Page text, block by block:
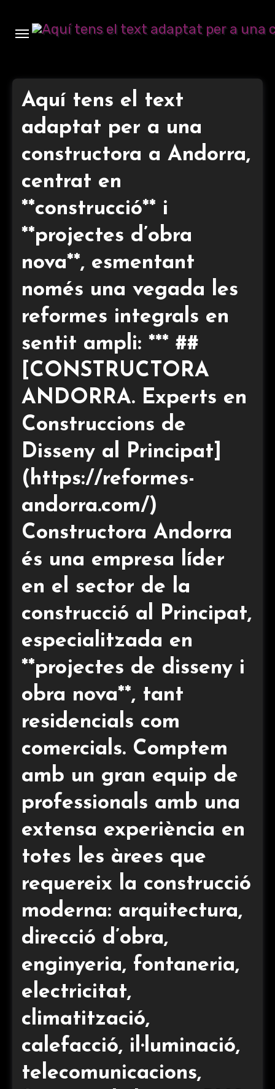
contenido
Aquí tens el text
adaptat per a una
constructora a Andorra,
centrat en
**construcció** i
**projectes d’obra
nova**, esmentant
només una vegada les
reformes integrals en
sentit ampli: *** ##
[CONSTRUCTORA
ANDORRA. Experts en
Construccions de
Disseny al Principat]
(https://reformes-
andorra.com/)
Constructora Andorra
és una empresa líder
en el sector de la
construcció al Principat,
especialitzada en
**projectes de disseny i
obra nova**, tant
residencials com
comercials. Comptem
amb un gran equip de
professionals amb una
extensa experiència en
totes les àrees que
requereix la construcció
moderna: arquitectura,
direcció d’obra,
enginyeria, fontaneria,
electricitat,
climatització,
calefacció, il·luminació,
telecomunicacions,